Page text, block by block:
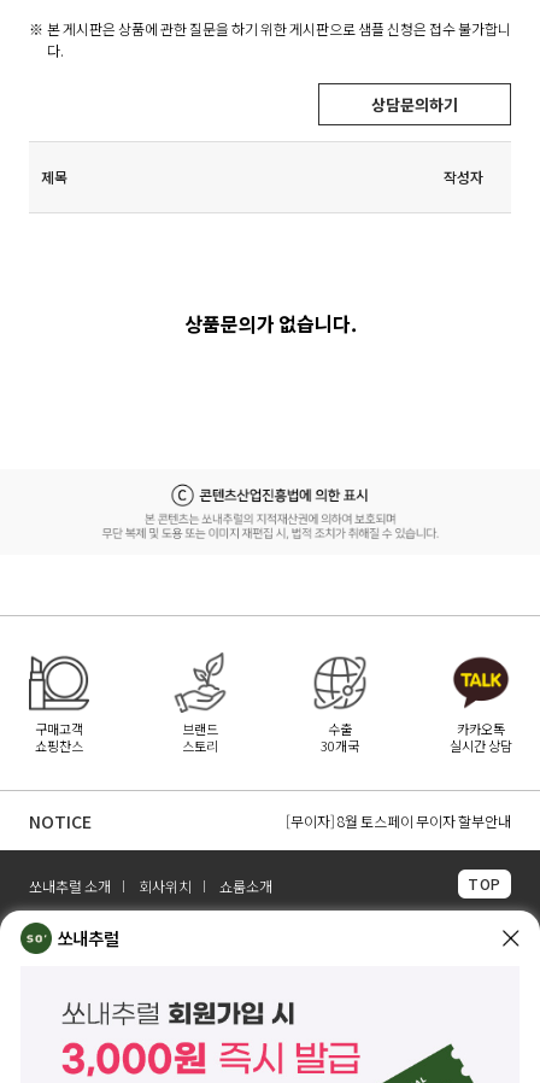
본 게시판은 상품에 관한 질문을 하기 위한 게시판으로 샘플 신청은 접수 불가합니
다.
상담문의하기
제목 작성자
상품문의가 없습니다.
구매고객
쇼핑찬스
브랜드
스토리
수출
30개국
카카오톡
실시간 상담
NOTICE
[무이자] 8월 무이자 할부 카드 안내
[무이자] 8월 토스페이 무이자 할부안내
쏘내추럴 소개 회사위치 쇼룸소개 TOP
쏘내추럴(주)
대표이사 조주호
마케팅 문의
marketing@sonatural.co.kr
본사 고객센터 문의02-573-6769 (평일 10:00~18:00 / 점심시간 12:30~13:30)
해외 수출 문의
쏘내추럴